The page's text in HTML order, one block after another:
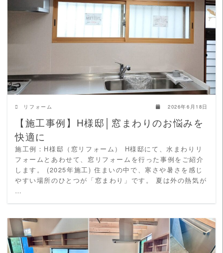
READ MORE
リフォーム 2026年6月18日
【施工事例】H様邸│窓まわりのお悩みを
快適に
施工例：H様邸（窓リフォーム） H様邸にて、水まわりリ
フォームとあわせて、窓リフォームを行った事例をご紹介
します。 (2025年施工) 住まいの中で、寒さや暑さを感じ
やすい場所のひとつが「窓まわり」です。 夏は外の熱気が
…